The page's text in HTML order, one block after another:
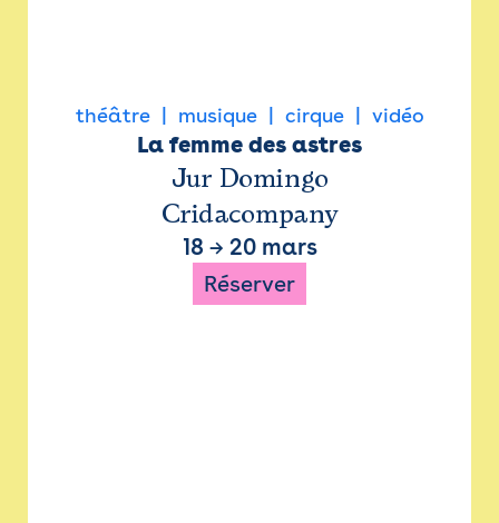
théâtre musique cirque vidéo
La femme des astres
Jur Domingo
Cridacompany
18 → 20 mars
Réserver